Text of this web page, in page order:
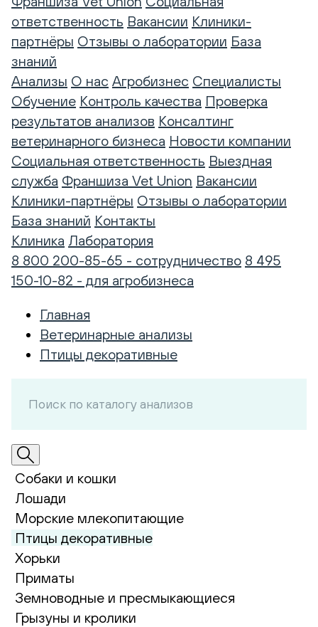
ответственность Вакансии Клиники-
партнёры Отзывы о лаборатории База
знаний
Анализы О нас Агробизнес Специалисты
Обучение Контроль качества Проверка
результатов анализов Консалтинг
ветеринарного бизнеса Новости компании
Социальная ответственность Выездная
служба Франшиза Vet Union Вакансии
Клиники-партнёры Отзывы о лаборатории
База знаний Контакты
Клиника Лаборатория
8 800 200-85-65 - сотрудничество 8 495
150-10-82 - для агробизнеса
Главная
Ветеринарные анализы
Птицы декоративные
Собаки и кошки
Лошади
Морские млекопитающие
Птицы декоративные
Хорьки
Приматы
Земноводные и пресмыкающиеся
Грызуны и кролики